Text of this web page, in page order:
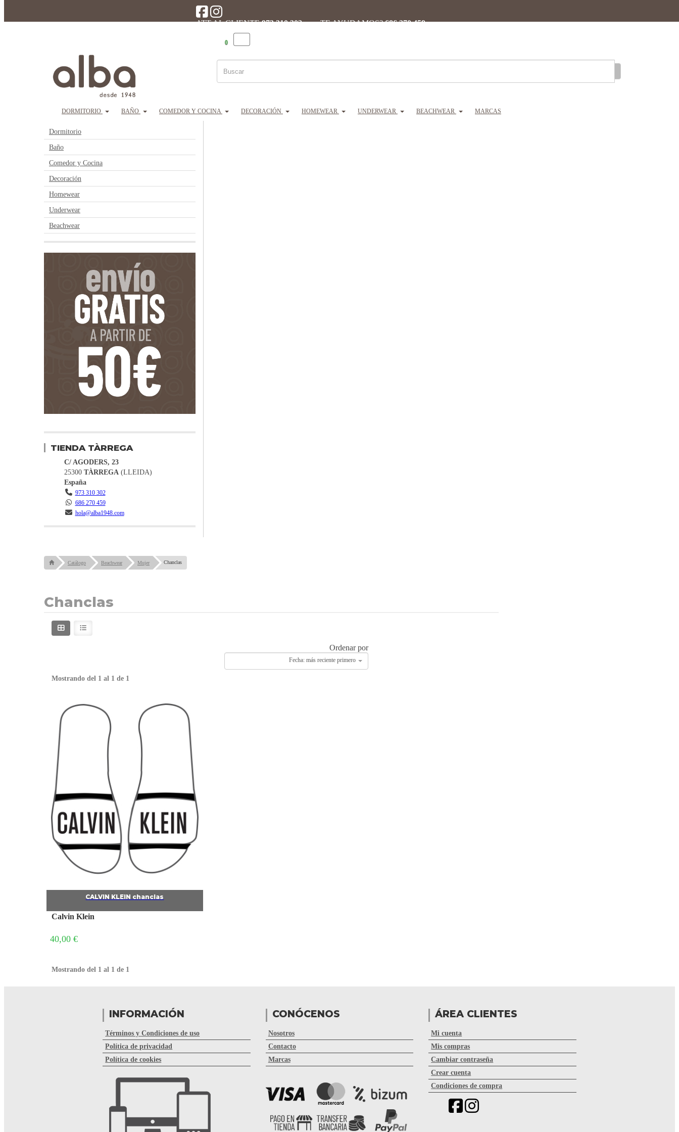
ATT AL CLIENTE973 310 302 ·¿TE AYUDAMOS?686 270 459
0
DORMITORIO BAÑO COMEDOR Y COCINA DECORACIÓN HOMEWEAR UNDERWEAR BEACHWEAR MARCAS
PRODUCTOS
Dormitorio
Baño
Comedor y Cocina
Decoración
Homewear
Underwear
Beachwear
TIENDA TÀRREGA
C/ AGODERS, 23
25300 TÀRREGA (LLEIDA)
España
973 310 302
686 270 459
hola@alba1948.com
Catálogo Beachwear Mujer Chanclas
Chanclas
Ordenar por
Fecha: más reciente primero
Mostrando del 1 al 1 de 1
CALVIN KLEIN chanclas
Calvin Klein
40,00 €
Mostrando del 1 al 1 de 1
INFORMACIÓN
Términos y Condiciones de uso
Política de privacidad
Política de cookies
CONÓCENOS
Nosotros
Contacto
Marcas
ÁREA CLIENTES
Mi cuenta
Mis compras
Cambiar contraseña
Crear cuenta
Condiciones de compra